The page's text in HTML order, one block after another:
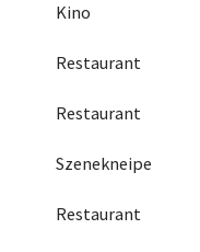
Kino
Restaurant
Restaurant
Szenekneipe
Restaurant